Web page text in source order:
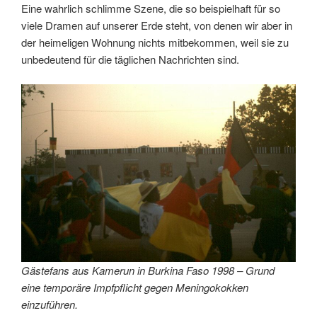
Eine wahrlich schlimme Szene, die so beispielhaft für so
viele Dramen auf unserer Erde steht, von denen wir aber in
der heimeligen Wohnung nichts mitbekommen, weil sie zu
unbedeutend für die täglichen Nachrichten sind.
Gästefans aus Kamerun in Burkina Faso 1998 – Grund
eine temporäre Impfpflicht gegen Meningokokken
einzuführen.